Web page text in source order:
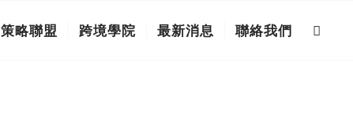
策略聯盟 跨境學院 最新消息 聯絡我們